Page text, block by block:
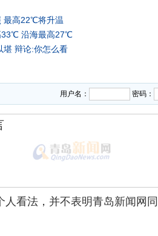
最高22℃将升温
33℃ 沿海最高27℃
堪 辩论:你怎么看
用户名： 密码：
人看法，并不表明青岛新闻网